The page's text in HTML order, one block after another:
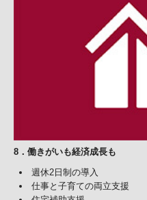
8 ． 働きがいも経済成長も
週休2日制の導入
仕事と子育ての両立支援